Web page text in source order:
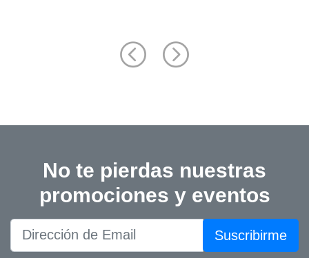
No te pierdas nuestras
promociones y eventos
Suscribirme